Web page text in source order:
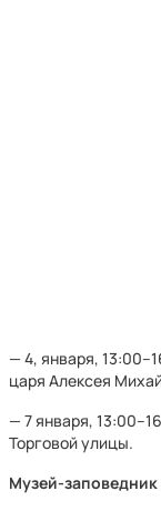
— 4, января,
царя Алексея
— 7 января,
Торговой улицы.
Музей-